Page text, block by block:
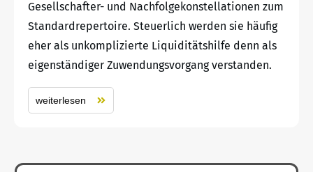
Gesellschafter- und Nachfolgekonstellationen zum
Standardrepertoire. Steuerlich werden sie häufig
eher als unkomplizierte Liquiditätshilfe denn als
eigenständiger Zuwendungsvorgang verstanden.
weiterlesen